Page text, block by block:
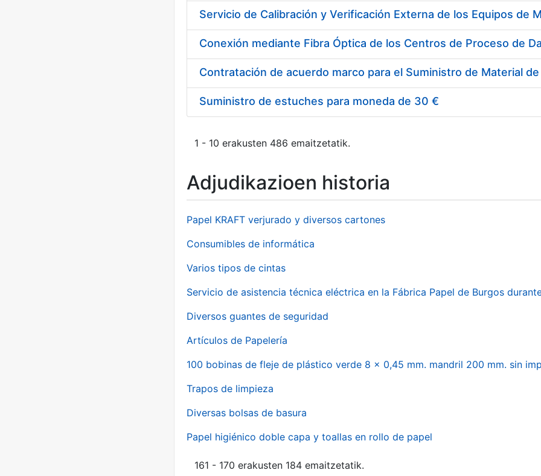
Suministro de estuches para moneda de 30 €
1 - 10 erakusten 486 emaitzetatik.
Adjudikazioen historia
Papel KRAFT verjurado y diversos cartones
Consumibles de informática
Varios tipos de cintas
Servicio de asistencia técnica eléctrica en la Fábrica Papel de Burgos
Diversos guantes de seguridad
Artículos de Papelería
100 bobinas de fleje de plástico verde 8 x 0,45 mm. mandril 200 mm. sin
Trapos de limpieza
Diversas bolsas de basura
Papel higiénico doble capa y toallas en rollo de papel
161 - 170 erakusten 184 emaitzetatik.